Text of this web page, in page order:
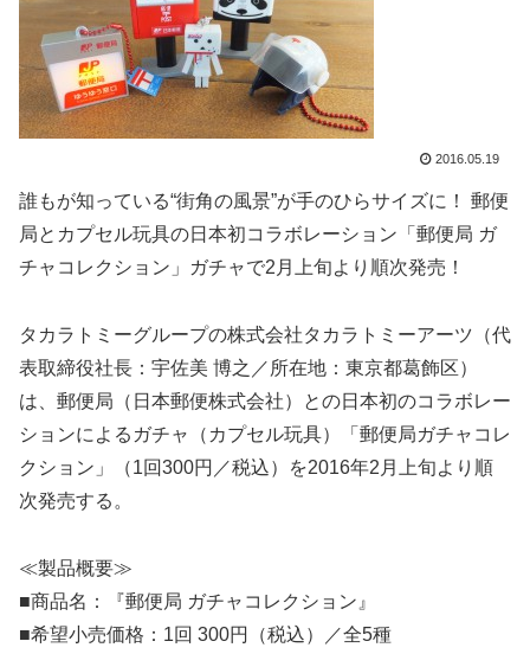
2016.05.19
誰もが知っている“街角の風景”が手のひらサイズに！ 郵便
局とカプセル玩具の日本初コラボレーション「郵便局 ガ
チャコレクション」ガチャで2月上旬より順次発売！
タカラトミーグループの株式会社タカラトミーアーツ（代
表取締役社長：宇佐美 博之／所在地：東京都葛飾区）
は、郵便局（日本郵便株式会社）との日本初のコラボレー
ションによるガチャ（カプセル玩具）「郵便局ガチャコレ
クション」（1回300円／税込）を2016年2月上旬より順
次発売する。
≪製品概要≫
■商品名：『郵便局 ガチャコレクション』
■希望小売価格：1回 300円（税込）／全5種